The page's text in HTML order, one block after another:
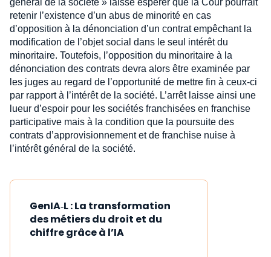
général de la société » laisse espérer que la Cour pourrait
retenir l’existence d’un abus de minorité en cas
d’opposition à la dénonciation d’un contrat empêchant la
modification de l’objet social dans le seul intérêt du
minoritaire. Toutefois, l’opposition du minoritaire à la
dénonciation des contrats devra alors être examinée par
les juges au regard de l’opportunité de mettre fin à ceux-ci
par rapport à l’intérêt de la société. L’arrêt laisse ainsi une
lueur d’espoir pour les sociétés franchisées en franchise
participative mais à la condition que la poursuite des
contrats d’approvisionnement et de franchise nuise à
l’intérêt général de la société.
GenIA‑L : La transformation
des métiers du droit et du
chiffre grâce à l’IA